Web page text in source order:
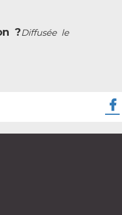
?Diffusée le